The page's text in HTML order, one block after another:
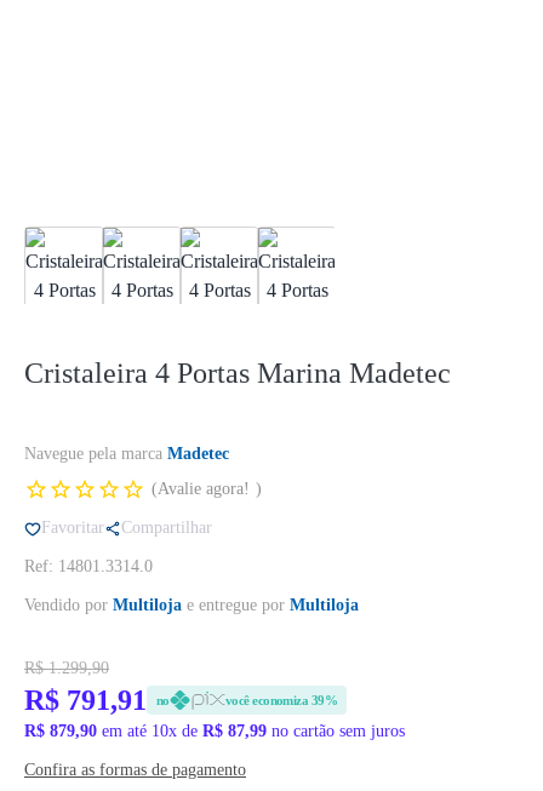
Cristaleira 4 Portas Marina Madetec
Navegue pela marca Madetec
Avalie agora!
Favoritar Compartilhar
Ref: 14801.3314.0
Vendido por Multiloja e entregue por Multiloja
R$ 1.299,90
R$ 791,91 no você economiza 39%
R$ 879,90 em até 10x de R$ 87,99 no cartão sem juros
Confira as formas de pagamento